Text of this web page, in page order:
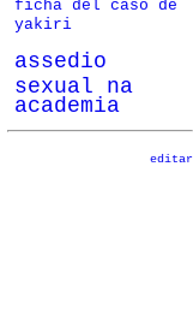
ficha del caso de
yakiri
assedio
sexual na
academia
editar